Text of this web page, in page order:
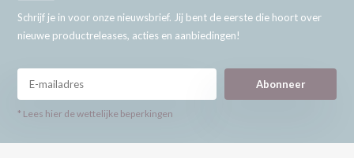
Schrijf je in voor onze nieuwsbrief. Jij bent de eerste die hoort over
nieuwe productreleases, acties en aanbiedingen!
Abonneer
* Lees hier de wettelijke beperkingen